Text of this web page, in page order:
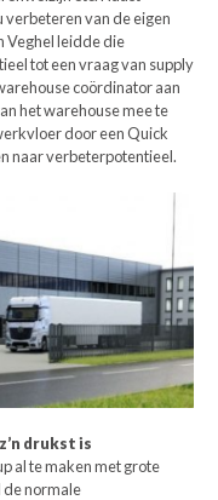
van de eigen
Veghel leidde die
tot een vraag van supply
coördinator aan
het warehouse mee te
door een Quick
naar verbeterpotentieel.
drukst is
al te maken met grote
de normale